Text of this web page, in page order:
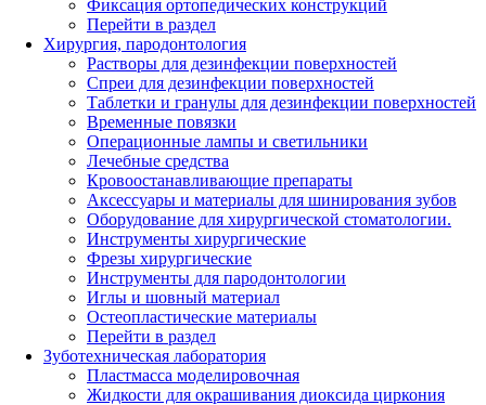
Фиксация ортопедических конструкций
Перейти в раздел
Хирургия, пародонтология
Растворы для дезинфекции поверхностей
Спреи для дезинфекции поверхностей
Таблетки и гранулы для дезинфекции поверхностей
Временные повязки
Операционные лампы и светильники
Лечебные средства
Кровоостанавливающие препараты
Аксессуары и материалы для шинирования зубов
Оборудование для хирургической стоматологии.
Инструменты хирургические
Фрезы хирургические
Инструменты для пародонтологии
Иглы и шовный материал
Остеопластические материалы
Перейти в раздел
Зуботехническая лаборатория
Пластмасса моделировочная
Жидкости для окрашивания диоксида циркония